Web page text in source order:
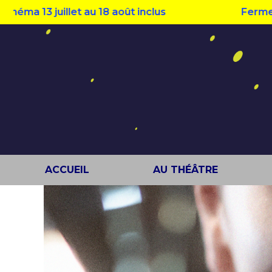
juillet au 18 août inclus Fermeture
ACCUEIL AU THÉÂTRE